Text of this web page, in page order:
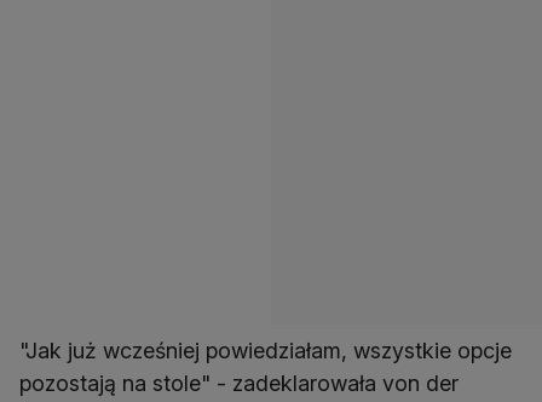
"Jak już wcześniej powiedziałam, wszystkie opcje
pozostają na stole" - zadeklarowała von der